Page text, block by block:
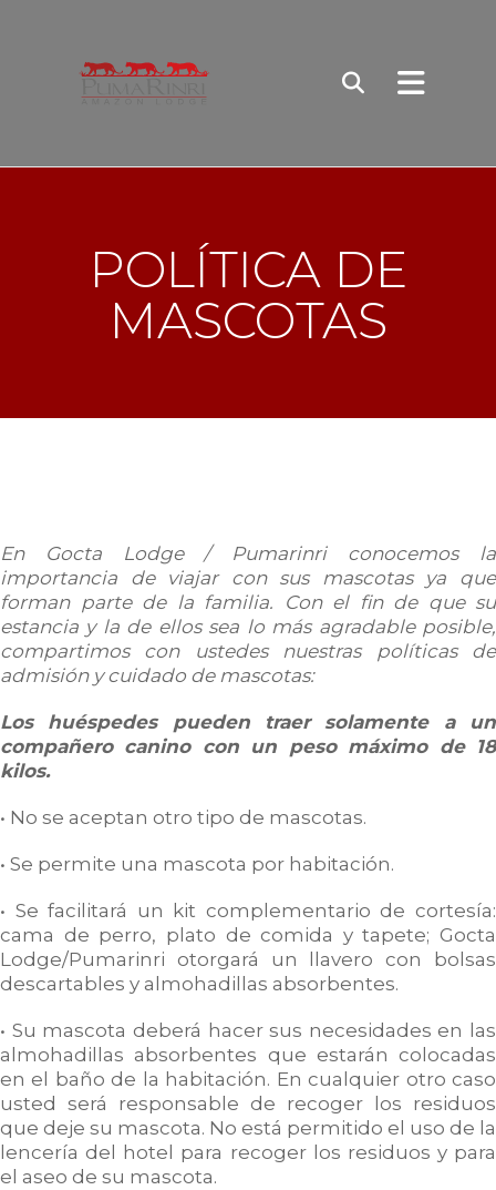
POLÍTICA DE
MASCOTAS
En Gocta Lodge / Pumarinri conocemos la
importancia de viajar con sus mascotas ya que
forman parte de la familia. Con el fin de que su
estancia y la de ellos sea lo más agradable posible,
compartimos con ustedes nuestras políticas de
admisión y cuidado de mascotas:
Los huéspedes pueden traer solamente a un
compañero canino con un peso máximo de 18
kilos.
• No se aceptan otro tipo de mascotas.
• Se permite una mascota por habitación.
• Se facilitará un kit complementario de cortesía:
cama de perro, plato de comida y tapete; Gocta
Lodge/Pumarinri otorgará un llavero con bolsas
descartables y almohadillas absorbentes.
• Su mascota deberá hacer sus necesidades en las
almohadillas absorbentes que estarán colocadas
en el baño de la habitación. En cualquier otro caso
usted será responsable de recoger los residuos
que deje su mascota. No está permitido el uso de la
lencería del hotel para recoger los residuos y para
el aseo de su mascota.